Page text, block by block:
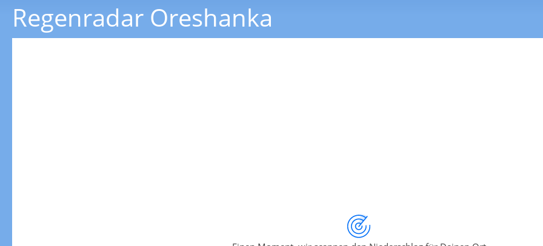
Regenradar Oreshanka